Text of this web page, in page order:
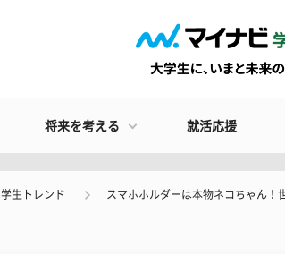
将来を考える 就活応援
学生トレンド スマホホルダーは本物ネコちゃん！